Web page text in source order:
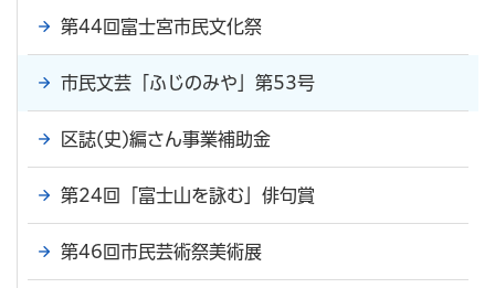
第44回富士宮市民文化祭
市民文芸「ふじのみや」第53号
区誌(史)編さん事業補助金
第24回「富士山を詠む」俳句賞
第46回市民芸術祭美術展